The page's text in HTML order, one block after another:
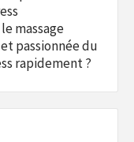
massage
passionnée du
rapidement ?